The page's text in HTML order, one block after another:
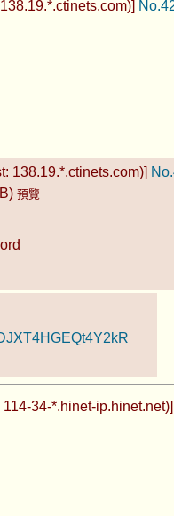
138.19.*.ctinets.com)]
預覽
34-*.hinet-ip.hinet.net)]